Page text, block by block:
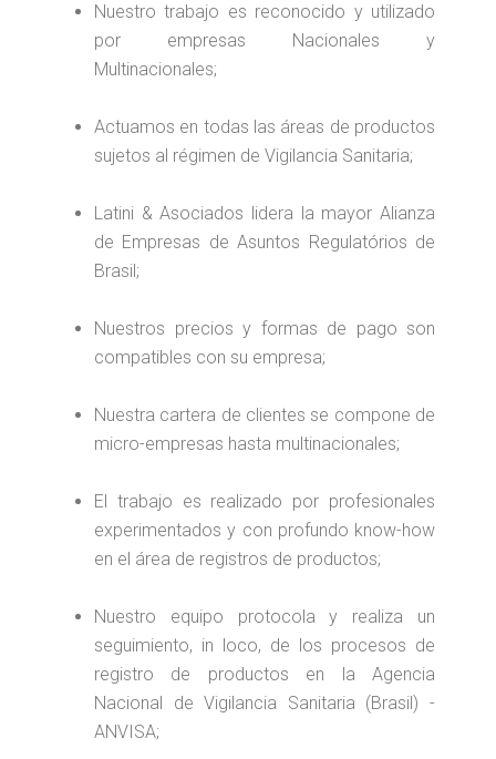
Nuestro trabajo es reconocido y utilizado
por empresas Nacionales y
Multinacionales;
Actuamos en todas las áreas de productos
sujetos al régimen de Vigilancia Sanitaria;
Latini & Asociados lidera la mayor Alianza
de Empresas de Asuntos Regulatórios de
Brasil;
Nuestros precios y formas de pago son
compatibles con su empresa;
Nuestra cartera de clientes se compone de
micro-empresas hasta multinacionales;
El trabajo es realizado por profesionales
experimentados y con profundo know-how
en el área de registros de productos;
Nuestro equipo protocola y realiza un
seguimiento, in loco, de los procesos de
registro de productos en la Agencia
Nacional de Vigilancia Sanitaria (Brasil) -
ANVISA;